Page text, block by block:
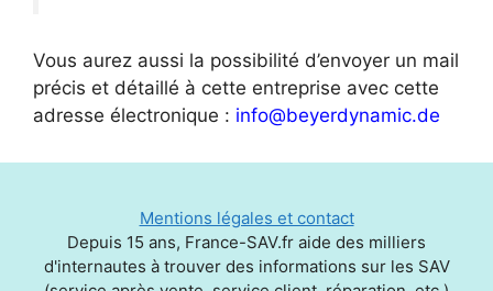
Vous aurez aussi la possibilité d’envoyer un mail
précis et détaillé à cette entreprise avec cette
adresse électronique : info@beyerdynamic.de
Mentions légales et contact
Depuis 15 ans, France-SAV.fr aide des milliers
d'internautes à trouver des informations sur les SAV